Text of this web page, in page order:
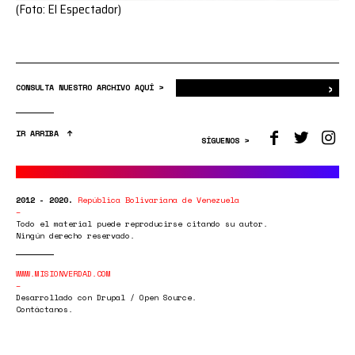
(Foto: El Espectador)
CONSULTA NUESTRO ARCHIVO AQUÍ > ›
IR ARRIBA
SÍGUENOS >
2012 - 2020. República Bolivariana de Venezuela
Todo el material puede reproducirse citando su autor.
Ningún derecho reservado.
WWW.MISIONVERDAD.COM
Desarrollado con Drupal / Open Source.
Contáctanos.